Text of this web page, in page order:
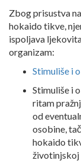
Zbog prisustva
hokaido tikve,
ispoljava
organizam:
Stimuliše i
Stimuliše i
ritam
od
osobine,
hokaido
životinjskoj